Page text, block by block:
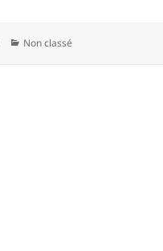
Catégories
Non classé